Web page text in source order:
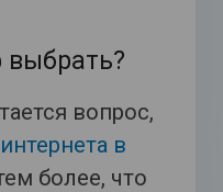
выбрать?
вопрос,
интернета в
более, что